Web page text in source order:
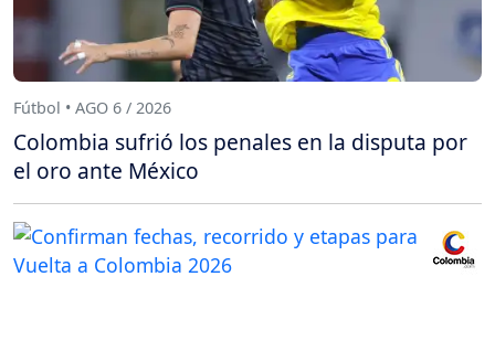
Fútbol • AGO 6 / 2026
Colombia sufrió los penales en la disputa por
el oro ante México